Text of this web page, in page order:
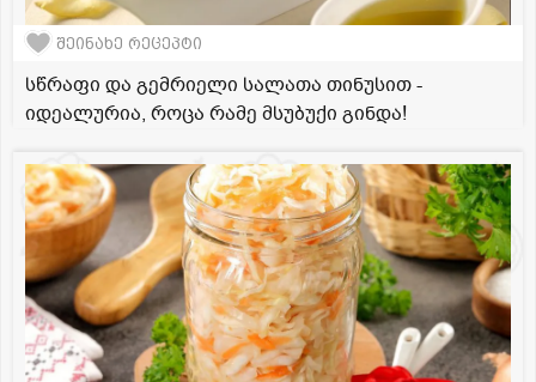
შეინახე რეცეპტი
სწრაფი და გემრიელი სალათა თინუსით -
იდეალურია, როცა რამე მსუბუქი გინდა!